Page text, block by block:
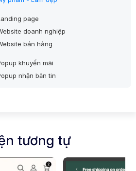
page
doanh nghiệp
bán hàng
khuyến mãi
nhận bản tin
tương tự